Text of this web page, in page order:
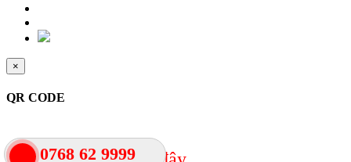
0768 62 9999
×
QR CODE